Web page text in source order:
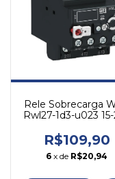
Rele Sobrecarga
Rwl27-1d3-u023
R$109,90
6 x de R$20,94